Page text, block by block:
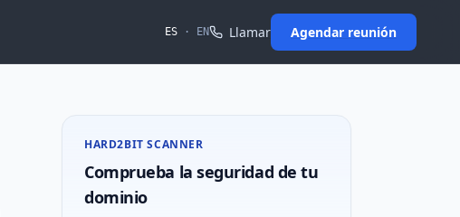
ES · EN Llamar Agendar reunión
HARD2BIT SCANNER
Comprueba la seguridad de tu
dominio